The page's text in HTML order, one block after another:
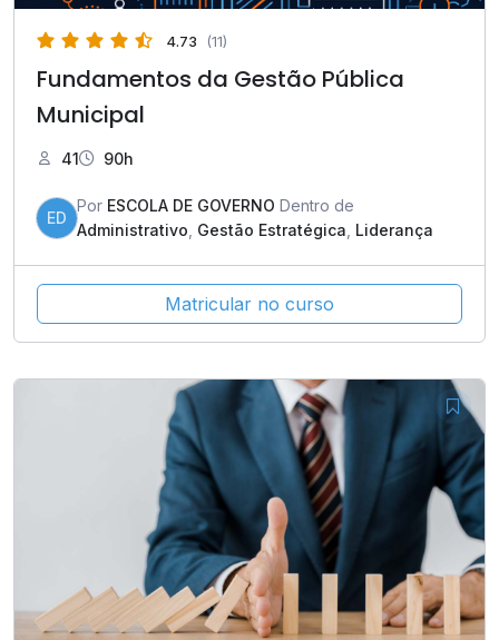
4.73 (11)
Fundamentos da Gestão Pública
Municipal
41 90h
ED
Por ESCOLA DE GOVERNO Dentro de
Administrativo Gestão Estratégica Liderança
Matricular no curso